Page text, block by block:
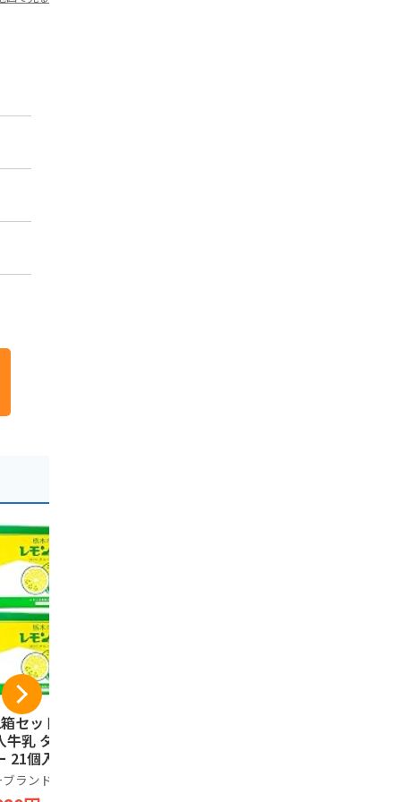
箱セット】レモ
牛乳 タルトクッ
21個入り 栃木
レモンの風味が
ている
ランド品